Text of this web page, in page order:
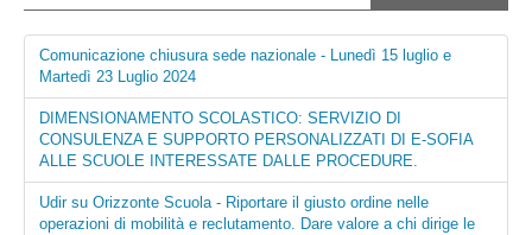
Comunicazione chiusura sede nazionale - Lunedì 15 luglio e
Martedì 23 Luglio 2024
DIMENSIONAMENTO SCOLASTICO: SERVIZIO DI
CONSULENZA E SUPPORTO PERSONALIZZATI DI E-SOFIA
ALLE SCUOLE INTERESSATE DALLE PROCEDURE.
Udir su Orizzonte Scuola - Riportare il giusto ordine nelle
operazioni di mobilità e reclutamento. Dare valore a chi dirige le